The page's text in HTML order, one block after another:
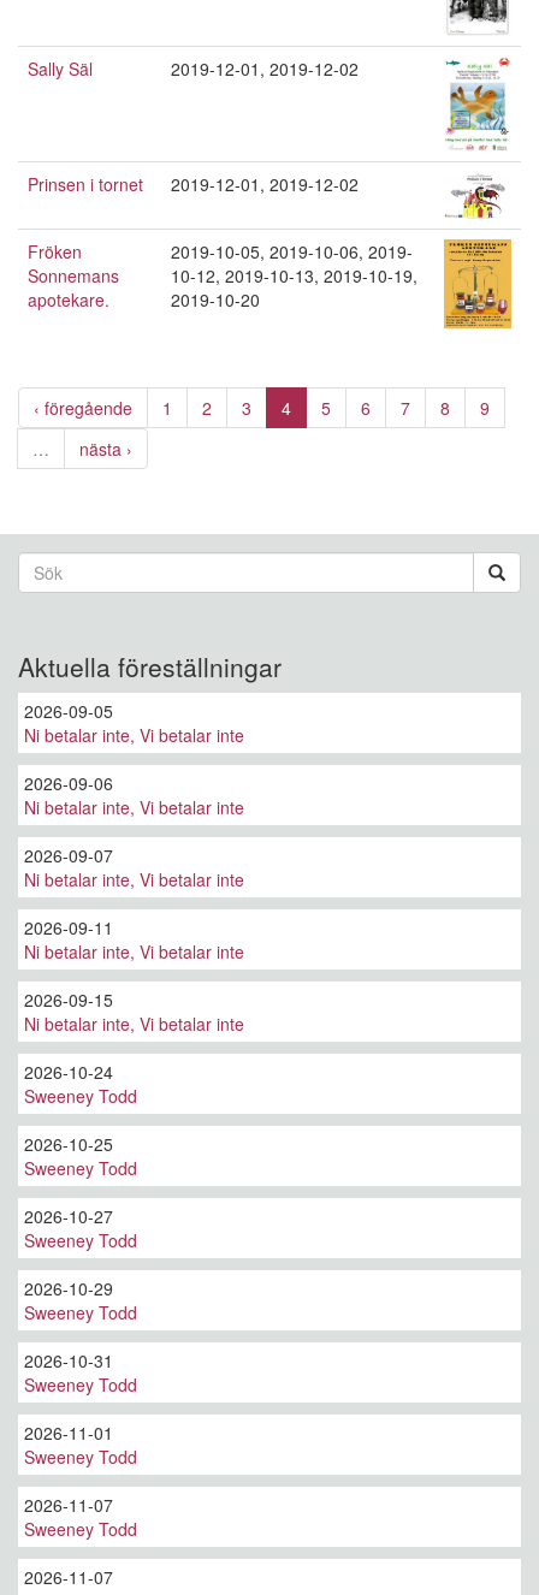
Sally Säl 2019-12-01 , 2019-12-02
Prinsen i tornet 2019-12-01 , 2019-12-02
Fröken
Sonnemans
apotekare.
2019-10-05, 2019-10-06, 2019-
10-12, 2019-10-13, 2019-10-19,
2019-10-20
‹ föregående 1 2 3 4 5 6 7 8
9
…
nästa ›
Sökformulär
Aktuella föreställningar
2026-09-05
Ni betalar inte, Vi betalar inte
2026-09-06
Ni betalar inte, Vi betalar inte
2026-09-07
Ni betalar inte, Vi betalar inte
2026-09-11
Ni betalar inte, Vi betalar inte
2026-09-15
Ni betalar inte, Vi betalar inte
2026-10-24
Sweeney Todd
2026-10-25
Sweeney Todd
2026-10-27
Sweeney Todd
2026-10-29
Sweeney Todd
2026-10-31
Sweeney Todd
2026-11-01
Sweeney Todd
2026-11-07
Sweeney Todd
2026-11-07